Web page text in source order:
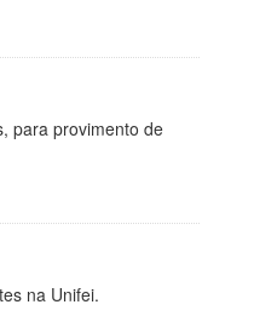
para provimento de
na Unifei.